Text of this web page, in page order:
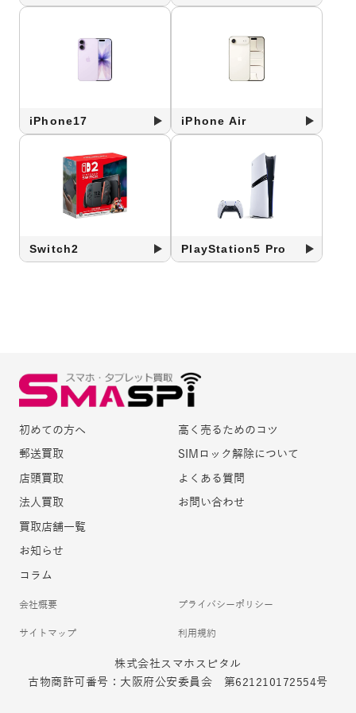
iPhone17 iPhone Air
Switch2 PlayStation5 Pro
初めての方へ
郵送買取
店頭買取
法人買取
買取店舗一覧
お知らせ
コラム
高く売るためのコツ
SIMロック解除について
よくある質問
お問い合わせ
会社概要 プライバシーポリシー
サイトマップ 利用規約
株式会社スマホスピタル
古物商許可番号：大阪府公安委員会 第621210172554号